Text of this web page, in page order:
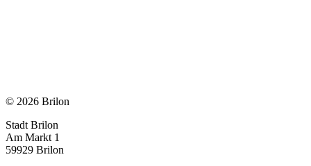
© 2026 Brilon
Stadt Brilon
Am Markt 1
59929 Brilon